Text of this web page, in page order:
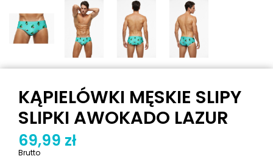
KĄPIELÓWKI MĘSKIE SLIPY
SLIPKI AWOKADO LAZUR
69,99 zł
Brutto